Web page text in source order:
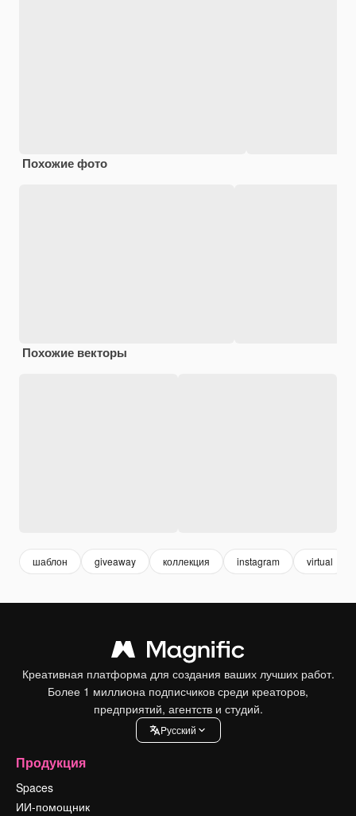
Похожие фото
Похожие векторы
шаблон giveaway коллекция instagram virtual
Креативная платформа для создания ваших лучших работ.
Более 1 миллиона подписчиков среди креаторов,
предприятий, агентств и студий.
Pусский
Продукция
Spaces
ИИ-помощник